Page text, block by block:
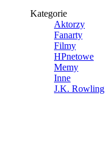
Kategorie
Aktorzy
Fanarty
Filmy
HPnetowe
Memy
Inne
J.K. Rowling